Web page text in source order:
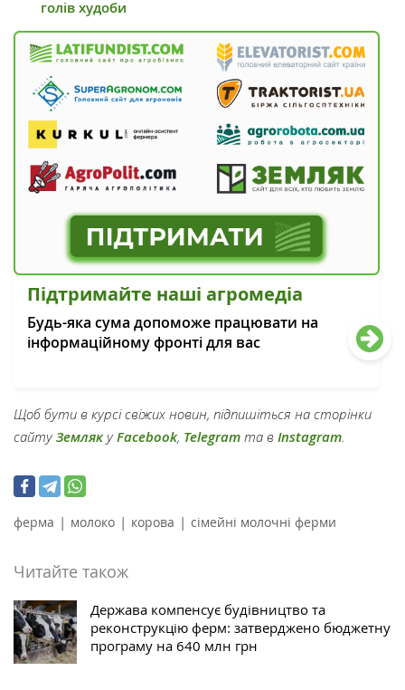
голів худоби
Підтримайте наші агромедіа
Будь-яка сума допоможе працювати на
інформаційному фронті для вас
Щоб бути в курсі свіжих новин, підпишіться на сторінки
сайтуЗемлякуFacebook, Telegram та в Instagram.
ферма | молоко | корова | сімейні молочні ферми
Читайте також
Держава компенсує будівництво та
реконструкцію ферм: затверджено бюджетну
програму на 640 млн грн